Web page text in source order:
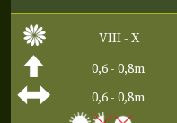
VIII - X
0,6 - 0,8m
0,6 - 0,8m